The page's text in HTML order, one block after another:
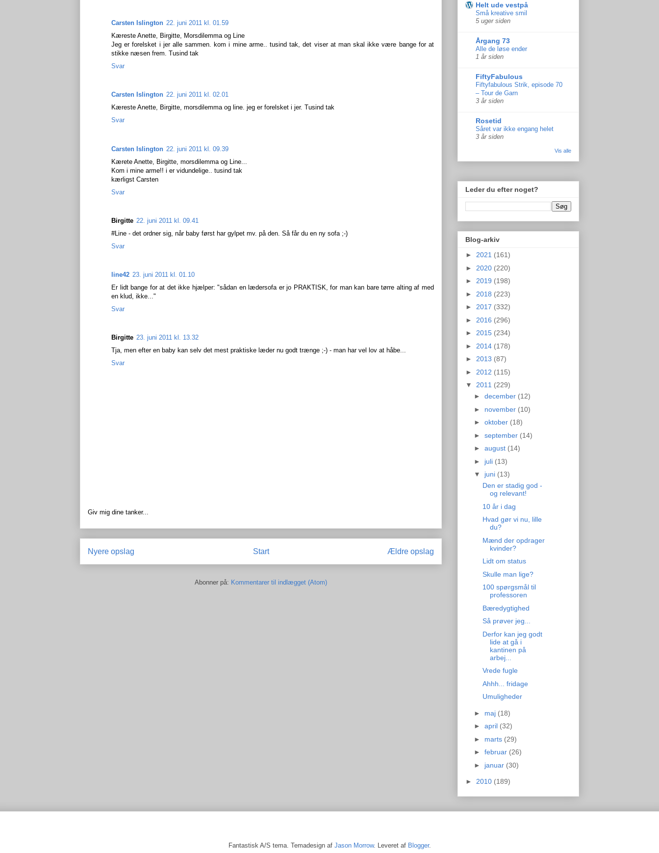
Carsten Islington 22. juni 2011 kl. 01.59
Kæreste Anette, Birgitte, Morsdilemma og Line
Jeg er forelsket i jer alle sammen. kom i mine arme.. tusind tak, det viser at man skal ikke være bange for at
stikke næsen frem. Tusind tak
Svar
Carsten Islington 22. juni 2011 kl. 02.01
Kæreste Anette, Birgitte, morsdilemma og line. jeg er forelsket i jer. Tusind tak
Svar
Carsten Islington 22. juni 2011 kl. 09.39
Kærete Anette, Birgitte, morsdilemma og Line...
Kom i mine arme!! i er vidundelige.. tusind tak
kærligst Carsten
Svar
Birgitte 22. juni 2011 kl. 09.41
#Line - det ordner sig, når baby først har gylpet mv. på den. Så får du en ny sofa ;-)
Svar
line42 23. juni 2011 kl. 01.10
Er lidt bange for at det ikke hjælper: "sådan en lædersofa er jo PRAKTISK, for man kan bare tørre alting af med
en klud, ikke..."
Svar
Birgitte 23. juni 2011 kl. 13.32
Tja, men efter en baby kan selv det mest praktiske læder nu godt trænge ;-) - man har vel lov at håbe...
Svar
Giv mig dine tanker...
Nyere opslag Ældre opslag
Start
Abonner på: Kommentarer til indlægget (Atom)
Helt ude vestpå
Små kreative smil
5 uger siden
Årgang 73
Alle de løse ender
1 år siden
FiftyFabulous
Fiftyfabulous Strik, episode 70
– Tour de Garn
3 år siden
Rosetid
Såret var ikke engang helet
3 år siden
Vis alle
Leder du efter noget?
Blog-arkiv
► 2021 (161)
► 2020 (220)
► 2019 (198)
► 2018 (223)
► 2017 (332)
► 2016 (296)
► 2015 (234)
► 2014 (178)
► 2013 (87)
► 2012 (115)
▼ 2011 (229)
► december (12)
► november (10)
► oktober (18)
► september (14)
► august (14)
► juli (13)
▼ juni (13)
Den er stadig god -
og relevant!
10 år i dag
Hvad gør vi nu, lille
du?
Mænd der opdrager
kvinder?
Lidt om status
Skulle man lige?
100 spørgsmål til
professoren
Bæredygtighed
Så prøver jeg...
Derfor kan jeg godt
lide at gå i
kantinen på
arbej...
Vrede fugle
Ahhh... fridage
Umuligheder
► maj (18)
► april (32)
► marts (29)
► februar (26)
► januar (30)
► 2010 (189)
Fantastisk A/S tema. Temadesign af Jason Morrow. Leveret af Blogger.